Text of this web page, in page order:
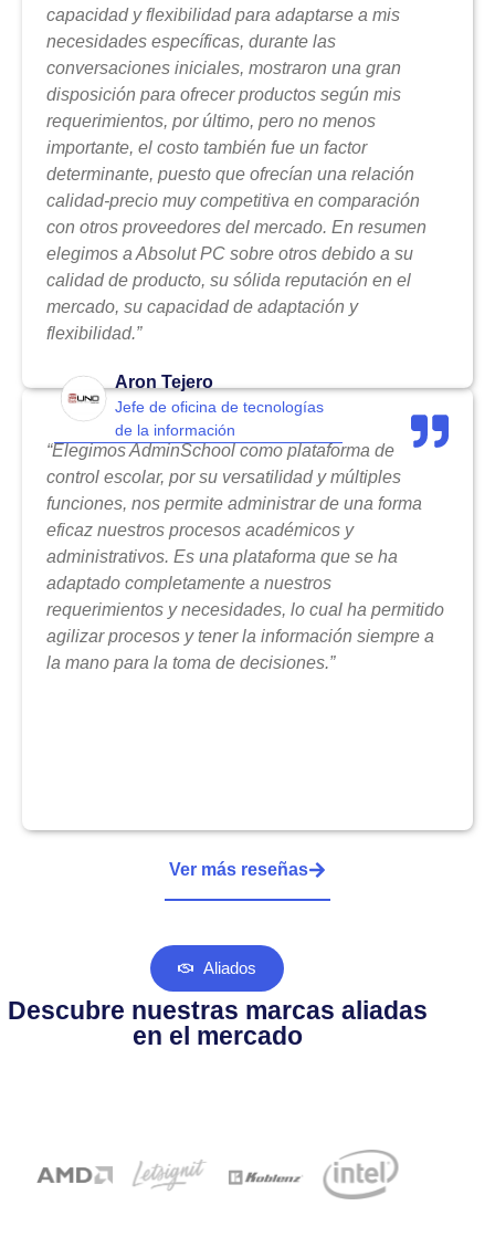
capacidad y flexibilidad para adaptarse a mis
necesidades específicas, durante las
conversaciones iniciales, mostraron una gran
disposición para ofrecer productos según mis
requerimientos, por último, pero no menos
importante, el costo también fue un factor
determinante, puesto que ofrecían una relación
calidad-precio muy competitiva en comparación
con otros proveedores del mercado. En resumen
elegimos a Absolut PC sobre otros debido a su
calidad de producto, su sólida reputación en el
mercado, su capacidad de adaptación y
flexibilidad.”
Aron Tejero
Jefe de oficina de tecnologías
de la información
“Elegimos AdminSchool como plataforma de
control escolar, por su versatilidad y múltiples
funciones, nos permite administrar de una forma
eficaz nuestros procesos académicos y
administrativos. Es una plataforma que se ha
adaptado completamente a nuestros
requerimientos y necesidades, lo cual ha permitido
agilizar procesos y tener la información siempre a
la mano para la toma de decisiones.”
Ver más reseñas
Aliados
Descubre nuestras marcas aliadas
en el mercado